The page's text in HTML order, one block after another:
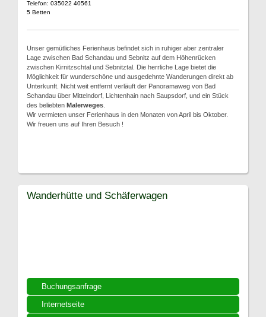
Telefon: 035022 40561
5 Betten
Unser gemütliches Ferienhaus befindet sich in ruhiger aber zentraler
Lage zwischen Bad Schandau und Sebnitz auf dem Höhenrücken
zwischen Kirnitzschtal und Sebnitztal. Die herrliche Lage bietet die
Möglichkeit für wunderschöne und ausgedehnte Wanderungen direkt ab
Unterkunft. Nicht weit entfernt verläuft der Panoramaweg von Bad
Schandau über Mittelndorf, Lichtenhain nach Saupsdorf, und ein Stück
des beliebten Malerweges
Wir vermieten unser Ferienhaus in den Monaten von April bis Oktober.
Wir freuen uns auf Ihren Besuch !
Buchungsanfrage
Internetseite
Wanderhütte und Schäferwagen